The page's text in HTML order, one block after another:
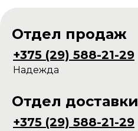
Отдел продаж
Надежда
Отдел доставки
+375 (29) 588-21-29
+375 (29) 588-21-29